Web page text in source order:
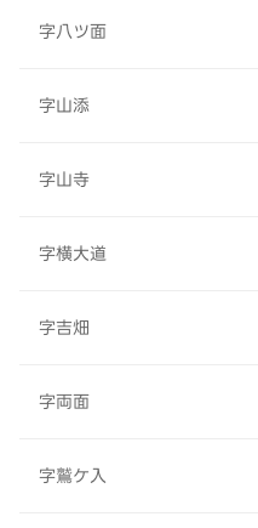
字八ツ面
字山添
字山寺
字横大道
字吉畑
字両面
字鷲ケ入